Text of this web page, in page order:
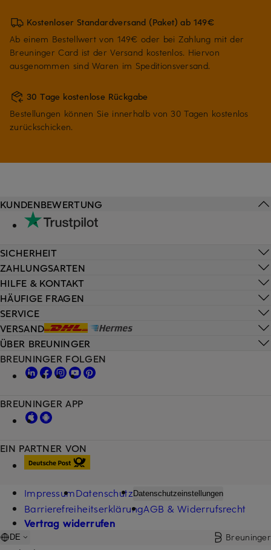
Kostenloser Standardversand (Paket) ab 149€
Ab einem Bestellwert von 149€ oder bei Zahlung mit der
Breuninger Card ist der Versand kostenlos. Hiervon
ausgenommen sind Waren im Speditionsversand.
30 Tage kostenlose Rückgabe
Bestellungen können Sie innerhalb von 30 Tagen kostenlos
zurückschicken.
HILFE & KONTAKT
HÄUFIGE FRAGEN
SERVICE
VERSAND
KUNDENBEWERTUNG
SICHERHEIT
ZAHLUNGSARTEN
ÜBER BREUNINGER
EIN PARTNER VON
BREUNINGER FOLGEN
BREUNINGER APP
ImpressumDatenschutzDatenschutzeinstellungen
BarrierefreiheitserklärungAGB & Widerrufsrecht
Vertrag widerrufen
DE Breuninger